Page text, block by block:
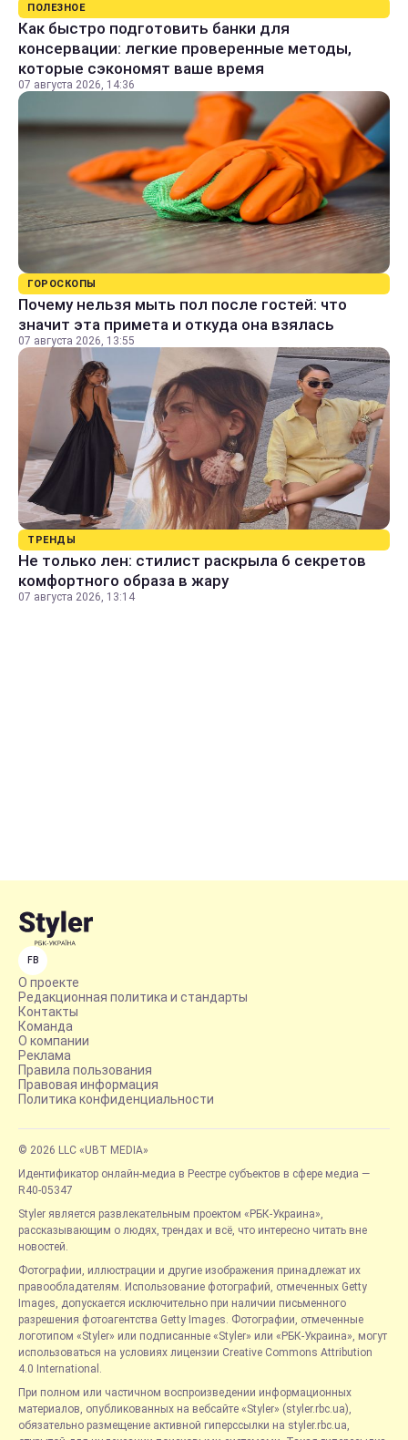
ПОЛЕЗНОЕ
Как быстро подготовить банки для
консервации: легкие проверенные методы,
которые сэкономят ваше время
07 августа 2026, 14:36
ГОРОСКОПЫ
Почему нельзя мыть пол после гостей: что
значит эта примета и откуда она взялась
07 августа 2026, 13:55
ТРЕНДЫ
Не только лен: стилист раскрыла 6 секретов
комфортного образа в жару
07 августа 2026, 13:14
FB
О проекте
Редакционная политика и стандарты
Контакты
Команда
О компании
Реклама
Правила пользования
Правовая информация
Политика конфиденциальности
© 2026 LLC «UBT MEDIA»
Идентификатор онлайн-медиа в Реестре субъектов в сфере медиа —
R40-05347
Styler является развлекательным проектом «РБК-Украина»,
рассказывающим о людях, трендах и всё, что интересно читать вне
новостей.
Фотографии, иллюстрации и другие изображения принадлежат их
правообладателям. Использование фотографий, отмеченных Getty
Images, допускается исключительно при наличии письменного
разрешения фотоагентства Getty Images. Фотографии, отмеченные
логотипом «Styler» или подписанные «Styler» или «РБК-Украина», могут
использоваться на условиях лицензии Creative Commons Attribution
4.0 International.
При полном или частичном воспроизведении информационных
материалов, опубликованных на вебсайте «Styler» (styler.rbc.ua),
обязательно размещение активной гиперссылки на styler.rbc.ua,